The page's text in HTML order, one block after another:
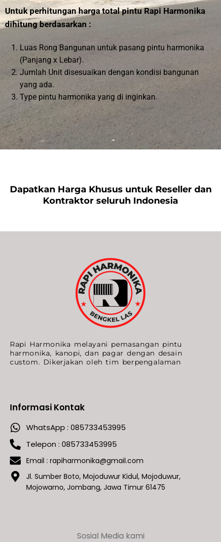
Untuk perhitungan harga total pintu Rapi Harmonika
dihitung berdasarkan :
Luas Rong Bangunan untuk pasang pintu harmonika
(Panjang x Lebar).
Jumlah Unit disesuaikan dengan kondisi bangunan
yang ada.
Type pintu harmonika yang di inginkan.
Dapatkan Harga Khusus untuk Reseller dan
Kontraktor seluruh Indonesia
Rapi Harmonika melayani pemasangan pintu
harmonika, kanopi, dan pagar dengan desain
custom. Dikerjakan oleh tim berpengalaman
Informasi Kontak
WhatsApp : 085733453995
Telepon : 085733453995
Email : rapiharmonika@gmail.com
Jl. Sumber Boto, Mojoduwur Kidul, Mojoduwur,
Mojowarno, Jombang, Jawa Timur 61475
Sosial Media kami